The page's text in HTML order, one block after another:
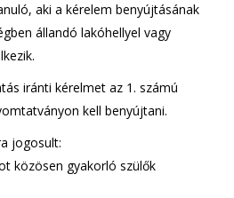
aki a kérelem benyújtásának
állandó lakóhellyel vagy
iránti kérelmet az 1. számú
kell benyújtani.
jogosult:
közösen gyakorló szülők